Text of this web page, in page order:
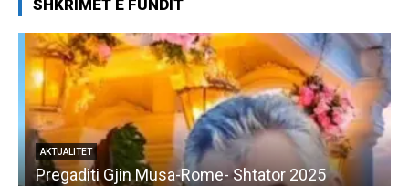
SHKRIMET E FUNDIT
AKTUALITET
Pregaditi Gjin Musa-Rome- Shtator 2025